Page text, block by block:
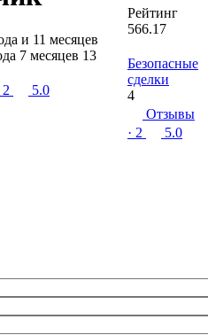
и 11 месяцев
7 месяцев 13
2 5.0
Рейтинг
566.17
Безопасные
сделки
4
Отзывы
· 2
5.0